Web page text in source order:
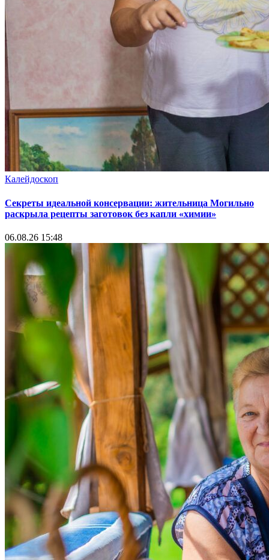
Калейдоскоп
Секреты идеальной консервации: жительница Могильно
раскрыла рецепты заготовок без капли «химии»
06.08.26 15:48